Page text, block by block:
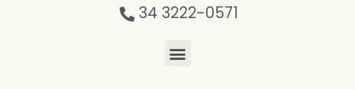
34 3222-0571